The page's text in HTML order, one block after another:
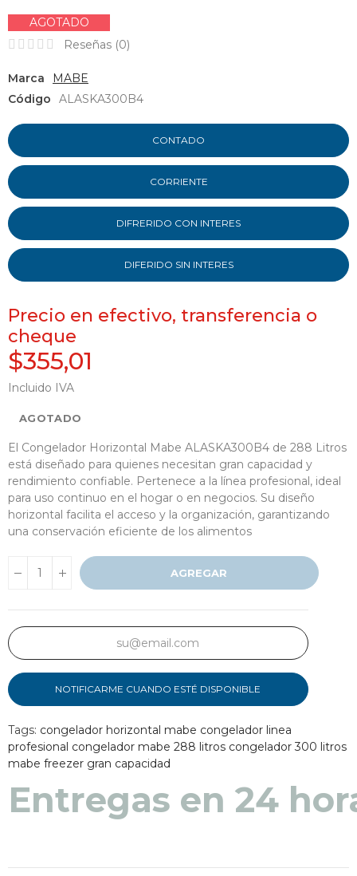
AGOTADO
Reseñas (0)
Marca
MABE
Código
ALASKA300B4
CONTADO
CORRIENTE
DIFRERIDO CON INTERES
DIFERIDO SIN INTERES
Precio en efectivo, transferencia o
cheque
$355,01
Incluido IVA
AGOTADO
El Congelador Horizontal Mabe ALASKA300B4 de 288 Litros
está diseñado para quienes necesitan gran capacidad y
rendimiento confiable. Pertenece a la línea profesional, ideal
para uso continuo en el hogar o en negocios. Su diseño
horizontal facilita el acceso y la organización, garantizando
una conservación eficiente de los alimentos
AGREGAR
NOTIFICARME CUANDO ESTÉ DISPONIBLE
Tags: congelador horizontal mabe congelador linea
profesional congelador mabe 288 litros congelador 300 litros
mabe freezer gran capacidad
Entregas en 24